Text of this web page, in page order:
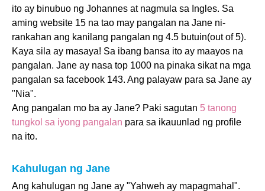
ito ay binubuo ng Johannes at nagmula sa Ingles. Sa
aming website 15 na tao may pangalan na Jane ni-
rankahan ang kanilang pangalan ng 4.5 butuin(out of 5).
Kaya sila ay masaya! Sa ibang bansa ito ay maayos na
pangalan. Jane ay nasa top 1000 na pinaka sikat na mga
pangalan sa facebook 143. Ang palayaw para sa Jane ay
"Nia".
Ang pangalan mo ba ay Jane? Paki sagutan 5 tanong
tungkol sa iyong pangalan para sa ikauunlad ng profile
na ito.
Kahulugan ng Jane
Ang kahulugan ng Jane ay "Yahweh ay mapagmahal".